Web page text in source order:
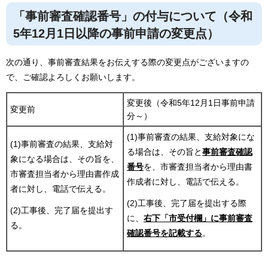
「事前審査確認番号」の付与について（令和
5年12月1日以降の事前申請の変更点）
次の通り、事前審査結果をお伝えする際の変更点がございますの
で、ご確認よろしくお願いします。
変更前
変更後（令和5年12月1日事前申請
分～）
(1)事前審査の結果、支給対
象になる場合は、その旨を、
市審査担当者から理由書作成
者に対し、電話で伝える。
(2)工事後、完了届を提出す
る。
(1)事前審査の結果、支給対象にな
る場合は、その旨と事前審査確認
番号を、市審査担当者から理由書
作成者に対し、電話で伝える。
(2)工事後、完了届を提出する際
に、 右下「市受付欄」に事前審査
確認番号を記載する。